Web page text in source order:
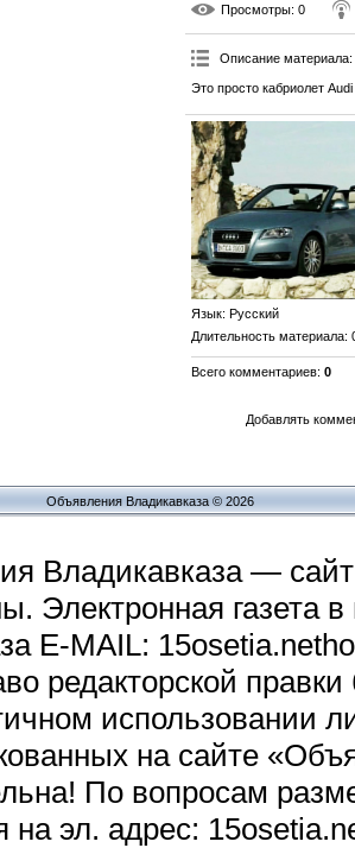
Просмотры: 0
Описание материала:
Это просто кабриолет Audi
Язык: Русский
Длительность материала:
Всего комментариев: 0
Добавлять
Объявления Владикавказа © 2026
Владикавказа —
Электронная газета
E-MAIL:
редакторской
использовании
на сайте
По вопросам
на эл. адрес: